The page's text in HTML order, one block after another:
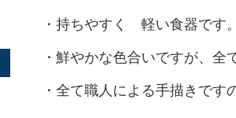
・持ちやすく 軽い食器です。
・鮮やかな色合いですが、
・全て職人による手描きで